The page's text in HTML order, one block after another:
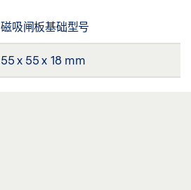
磁吸闸板基础型号
55 x 55 x 18 mm